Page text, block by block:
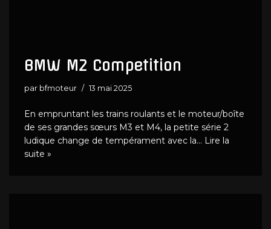
BMW M2 Competition
par bfmoteur 13 mai 2025
En empruntant les trains roulants et le moteur/boîte
de ses grandes sœurs M3 et M4, la petite série 2
ludique change de tempérament avec la… Lire la
suite »